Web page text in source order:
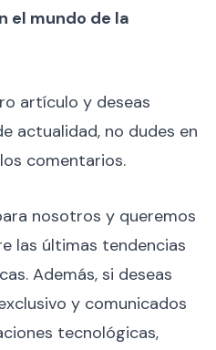
el mundo de la
artículo y deseas
actualidad, no dudes en
comentarios.
nosotros y queremos
las últimas tendencias
Además, si deseas
y comunicados
tecnológicas,